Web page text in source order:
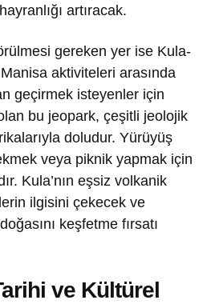
artıracak.
gereken yer ise Kula-
Manisa aktiviteleri arasında
geçirmek isteyenler için
bu jeopark, çeşitli jeolojik
doludur. Yürüyüş
veya piknik yapmak için
Kula’nın eşsiz volkanik
ilgisini çekecek ve
keşfetme fırsatı
ve Kültürel